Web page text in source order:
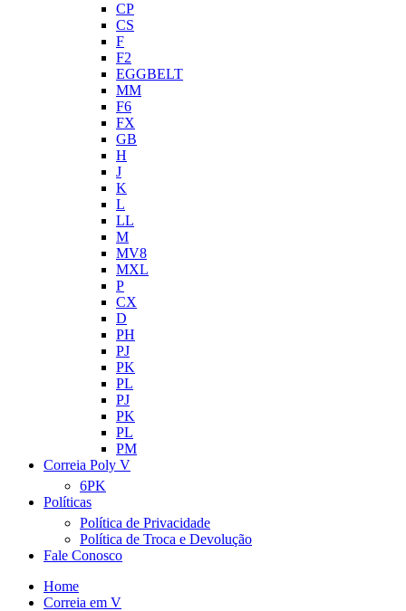
CP
CS
F
F2
EGGBELT
MM
F6
FX
GB
H
J
K
L
LL
M
MV8
MXL
P
CX
D
PH
PJ
PK
PL
PJ
PK
PL
PM
Correia Poly V
6PK
Políticas
Política de Privacidade
Política de Troca e Devolução
Fale Conosco
Home
Correia em V